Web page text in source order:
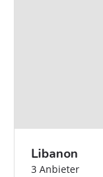
Libanon
3 Anbieter